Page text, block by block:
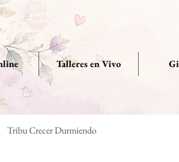
Talleres en Vivo
Tribu Crecer Durmiendo